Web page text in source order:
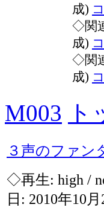
成)
◇関
成)
◇関
成)
M003 ト
３声のファ
◇再生: high /
日: 2010年10月